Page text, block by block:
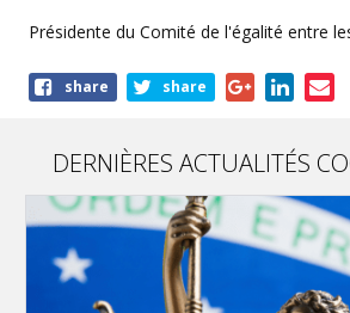
Présidente du Comité de l'égalité entre
Shareshare share
DERNIÈRES ACTUALITÉS